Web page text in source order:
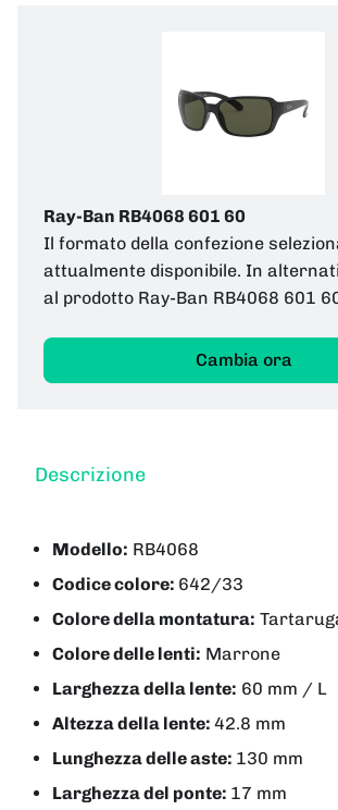
Ray-Ban RB4068 601 60
Il formato della confezione
attualmente disponibile. In
al prodotto Ray-Ban RB4068 601
Cambia ora
Descrizione
Modello: RB4068
Codice colore: 642/33
Colore della montatura:
Colore delle lenti: Marrone
Larghezza della lente: 60 mm / L
Altezza della lente: 42.8 mm
Lunghezza delle aste: 130 mm
Larghezza del ponte: 17 mm